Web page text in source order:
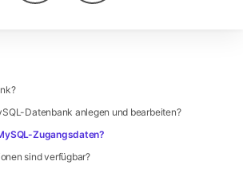
Datenbank anlegen und bearbeiten?
Zugangsdaten?
sind verfügbar?